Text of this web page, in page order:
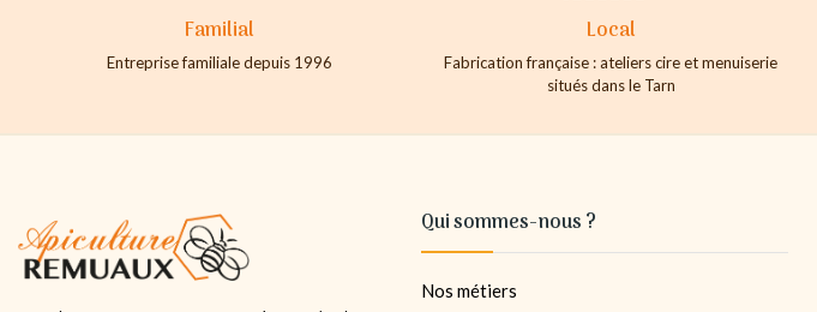
Familial
Entreprise familiale depuis 1996
Local
Fabrication française : ateliers cire et menuiserie
situés dans le Tarn
Qui sommes-nous ?
Nos métiers